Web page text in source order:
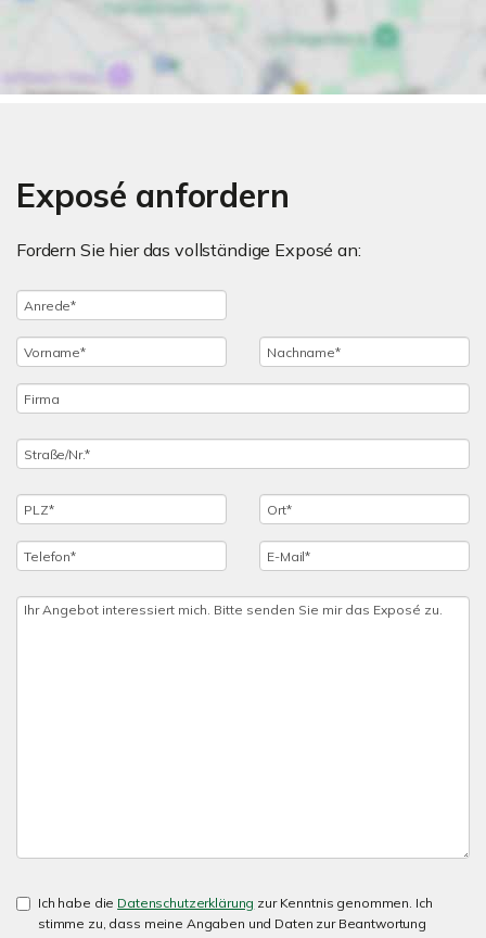
Exposé anfordern
Fordern Sie hier das vollständige Exposé an:
Ich habe die Datenschutzerklärung zur Kenntnis genommen. Ich
stimme zu, dass meine Angaben und Daten zur Beantwortung